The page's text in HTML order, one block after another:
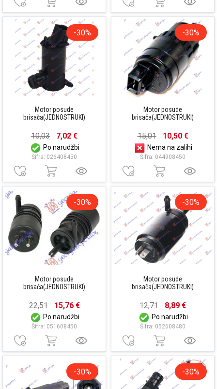
-30%
Motor posude
brisača(JEDNOSTRUKI)
10,03 7,02 €
Po narudžbi
Šifra: 026408450
-30%
Motor posude
brisača(JEDNOSTRUKI)
15,01 10,50 €
Nema na zalihi
Šifra: 044908450
-30%
Motor posude
brisača(JEDNOSTRUKI)
22,51 15,76 €
Po narudžbi
Šifra: 051608450
-30%
Motor posude
brisača(JEDNOSTRUKI)
12,71 8,89 €
Po narudžbi
Šifra: 052608480
-30% -30%